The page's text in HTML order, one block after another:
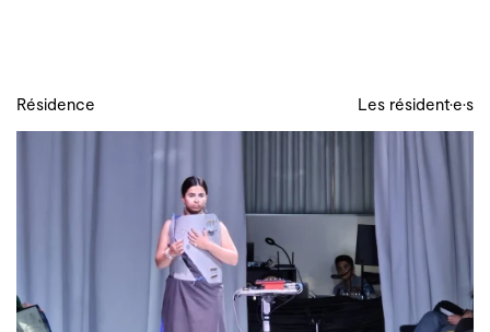
Résidence Les résident·e·s